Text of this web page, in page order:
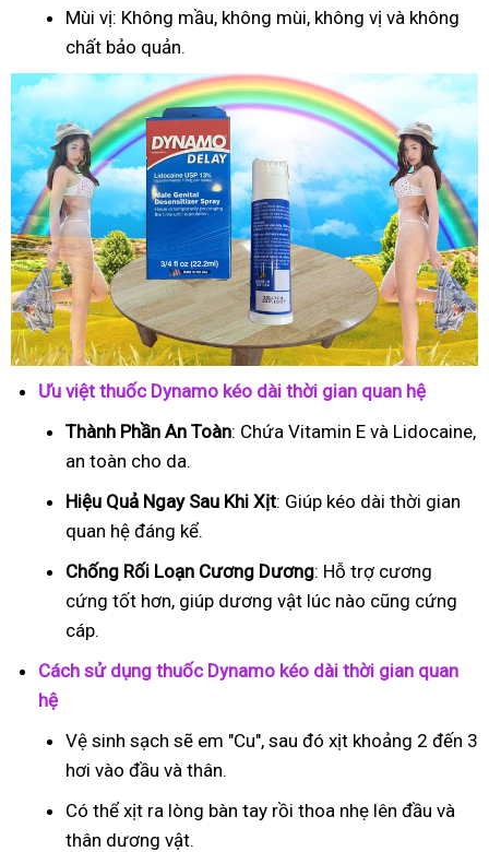
Mùi vị: Không mầu, không mùi, không vị và không
chất bảo quản.
Ưu việt thuốc Dynamo kéo dài thời gian quan hệ
Thành Phần An Toàn: Chứa Vitamin E và Lidocaine,
an toàn cho da.
Hiệu Quả Ngay Sau Khi Xịt: Giúp kéo dài thời gian
quan hệ đáng kể.
Chống Rối Loạn Cương Dương: Hỗ trợ cương
cứng tốt hơn, giúp dương vật lúc nào cũng cứng
cáp.
Cách sử dụng thuốc Dynamo kéo dài thời gian quan
hệ
Vệ sinh sạch sẽ em "Cu", sau đó xịt khoảng 2 đến 3
hơi vào đầu và thân.
Có thể xịt ra lòng bàn tay rồi thoa nhẹ lên đầu và
thân dương vật.